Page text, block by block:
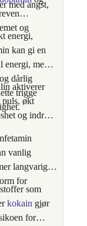
med angst,
og
energi,
kan gi en
energi, men
dårlig
trigge
aktiverer
puls, økt
og indre
vanlig
langvarige
for
som
kokain gjør
for